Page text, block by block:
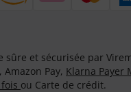
sûre et sécurisée par
Amazon Pay, Klarna Payer
ou Carte de crédit.